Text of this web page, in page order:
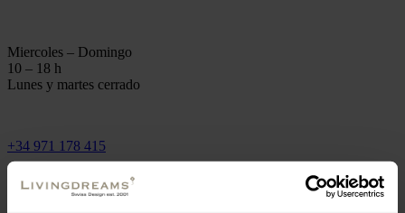
Miercoles – Domingo
10 – 18 h
Lunes y martes cerrado
+34 971 178 415
mallorca@livingdreams.es